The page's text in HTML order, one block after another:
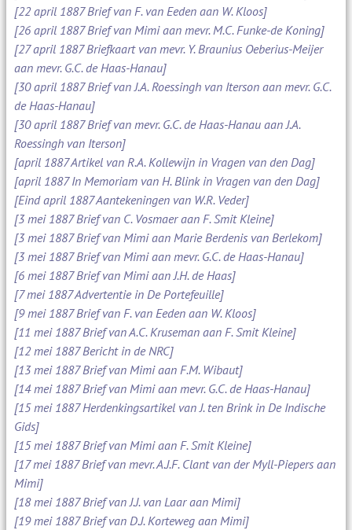
[22 april 1887 Brief van F. van Eeden aan W. Kloos]
[26 april 1887 Brief van Mimi aan mevr. M.C. Funke-de Koning]
[27 april 1887 Briefkaart van mevr. Y. Braunius Oeberius-Meijer
aan mevr. G.C. de Haas-Hanau]
[30 april 1887 Brief van J.A. Roessingh van Iterson aan mevr. G.C.
de Haas-Hanau]
[30 april 1887 Brief van mevr. G.C. de Haas-Hanau aan J.A.
Roessingh van Iterson]
[april 1887 Artikel van R.A. Kollewijn in Vragen van den Dag]
[april 1887 In Memoriam van H. Blink in Vragen van den Dag]
[Eind april 1887 Aantekeningen van W.R. Veder]
[3 mei 1887 Brief van C. Vosmaer aan F. Smit Kleine]
[3 mei 1887 Brief van Mimi aan Marie Berdenis van Berlekom]
[3 mei 1887 Brief van Mimi aan mevr. G.C. de Haas-Hanau]
[6 mei 1887 Brief van Mimi aan J.H. de Haas]
[7 mei 1887 Advertentie in De Portefeuille]
[9 mei 1887 Brief van F. van Eeden aan W. Kloos]
[11 mei 1887 Brief van A.C. Kruseman aan F. Smit Kleine]
[12 mei 1887 Bericht in de NRC]
[13 mei 1887 Brief van Mimi aan F.M. Wibaut]
[14 mei 1887 Brief van Mimi aan mevr. G.C. de Haas-Hanau]
[15 mei 1887 Herdenkingsartikel van J. ten Brink in De Indische
Gids]
[15 mei 1887 Brief van Mimi aan F. Smit Kleine]
[17 mei 1887 Brief van mevr. A.J.F. Clant van der Myll-Piepers aan
Mimi]
[18 mei 1887 Brief van J.J. van Laar aan Mimi]
[19 mei 1887 Brief van D.J. Korteweg aan Mimi]